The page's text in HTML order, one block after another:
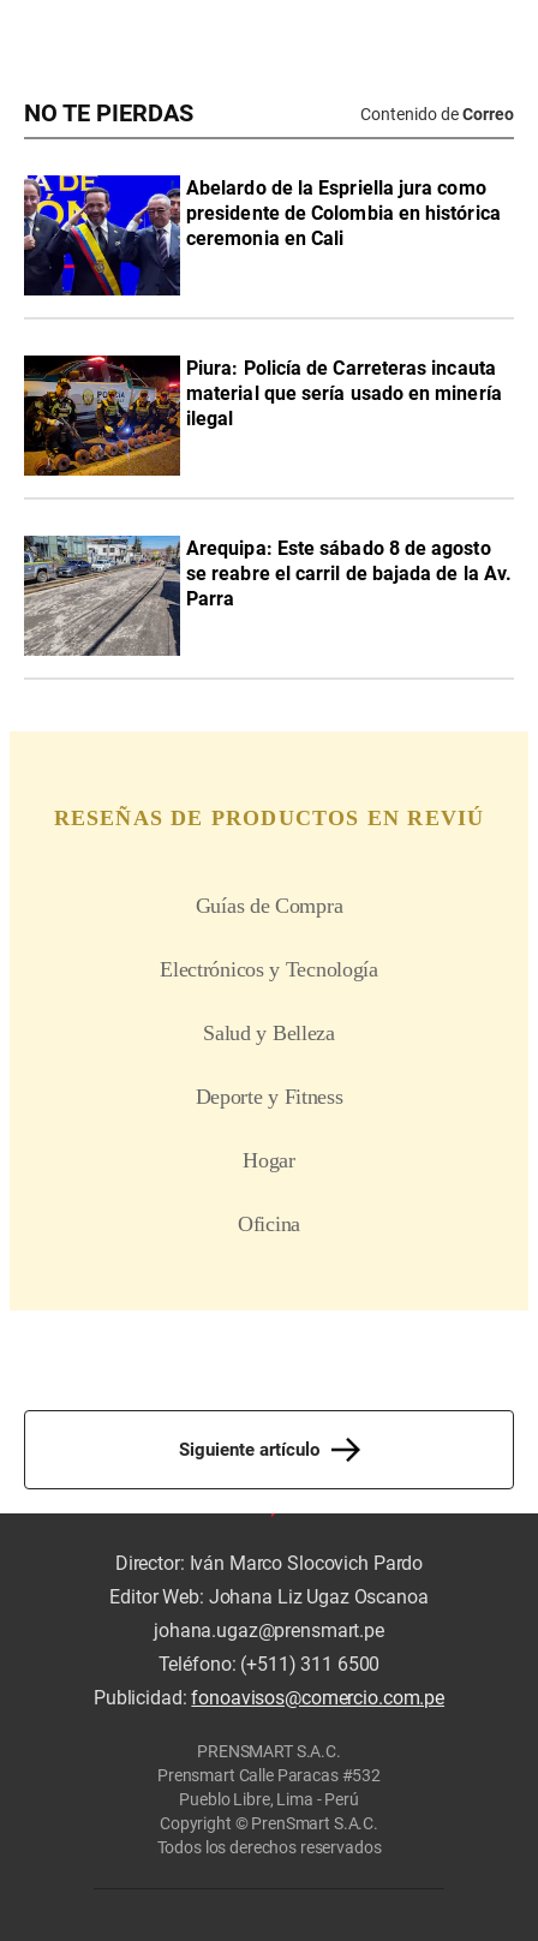
NO TE PIERDAS Contenido deCorreo
Abelardo de la Espriella jura como
presidente de Colombia en histórica
ceremonia en Cali
Piura: Policía de Carreteras incauta
material que sería usado en minería
ilegal
Arequipa: Este sábado 8 de agosto
se reabre el carril de bajada de la Av.
Parra
Siguiente artículo
Director: Iván Marco Slocovich Pardo
Editor Web: Johana Liz Ugaz Oscanoa
johana.ugaz@prensmart.pe
Teléfono: (+511) 311 6500
Publicidad:fonoavisos@comercio.com.pe
PRENSMART S.A.C.
Prensmart Calle Paracas #532
Pueblo Libre, Lima - Perú
Copyright © PrenSmart S.A.C.
Todos los derechos reservados